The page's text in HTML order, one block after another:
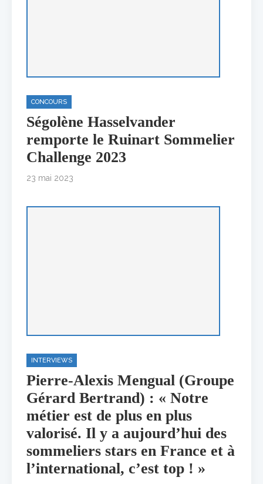
CONCOURS
Ségolène Hasselvander
remporte le Ruinart Sommelier
Challenge 2023
23 mai 2023
INTERVIEWS
Pierre-Alexis Mengual (Groupe
Gérard Bertrand) : « Notre
métier est de plus en plus
valorisé. Il y a aujourd’hui des
sommeliers stars en France et à
l’international, c’est top ! »